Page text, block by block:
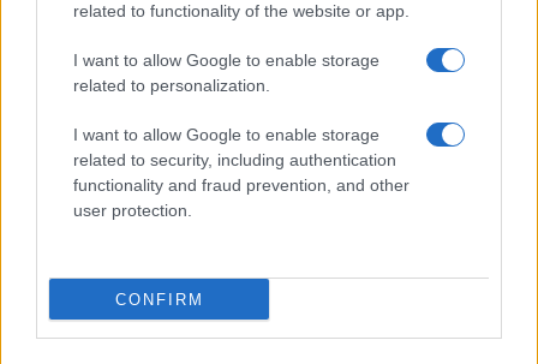
related to functionality of the website or app.
I want to allow Google to enable storage
related to personalization.
I want to allow Google to enable storage
related to security, including authentication
functionality and fraud prevention, and other
user protection.
CONFIRM
Β.Σ. Καρούλιας: Τζίρος 98,7
εκατ. ευρώ και αύξηση
Deloitte Ελλάδος: